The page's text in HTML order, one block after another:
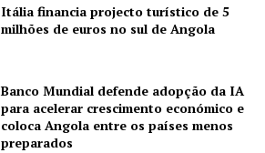
Itália financia projecto turístico de 5
milhões de euros no sul de Angola
Banco Mundial defende adopção da IA
para acelerar crescimento económico e
coloca Angola entre os países menos
preparados